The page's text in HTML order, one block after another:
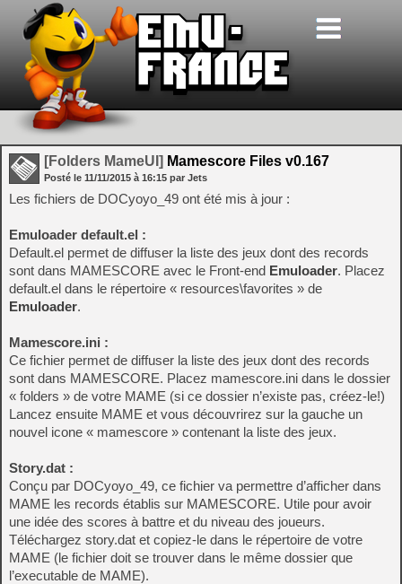
[Folders MameUI] Mamescore Files v0.167
Posté le 11/11/2015 à 16:15 par Jets
Les fichiers de DOCyoyo_49 ont été mis à jour :
Emuloader default.el :
Default.el permet de diffuser la liste des jeux dont des records
sont dans MAMESCORE avec le Front-end Emuloader. Placez
default.el dans le répertoire « resources\favorites » de
Emuloader.
Mamescore.ini :
Ce fichier permet de diffuser la liste des jeux dont des records
sont dans MAMESCORE. Placez mamescore.ini dans le dossier
« folders » de votre MAME (si ce dossier n’existe pas, créez-le!)
Lancez ensuite MAME et vous découvrirez sur la gauche un
nouvel icone « mamescore » contenant la liste des jeux.
Story.dat :
Conçu par DOCyoyo_49, ce fichier va permettre d’afficher dans
MAME les records établis sur MAMESCORE. Utile pour avoir
une idée des scores à battre et du niveau des joueurs.
Téléchargez story.dat et copiez-le dans le répertoire de votre
MAME (le fichier doit se trouver dans le même dossier que
l’executable de MAME).